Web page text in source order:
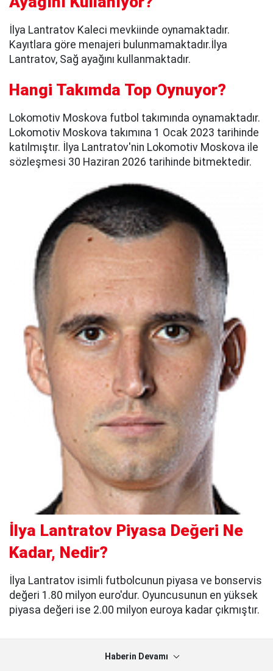
İlya Lantratov Kaleci mevkiinde oynamaktadır.
Kayıtlara göre menajeri bulunmamaktadır.İlya
Lantratov, Sağ ayağını kullanmaktadır.
Hangi Takımda Top Oynuyor?
Lokomotiv Moskova futbol takımında oynamaktadır.
Lokomotiv Moskova takımına 1 Ocak 2023 tarihinde
katılmıştır. İlya Lantratov'nin Lokomotiv Moskova ile
sözleşmesi 30 Haziran 2026 tarihinde bitmektedir.
İlya Lantratov Piyasa Değeri Ne
Kadar, Nedir?
İlya Lantratov isimli futbolcunun piyasa ve bonservis
değeri 1.80 milyon euro'dur. Oyuncusunun en yüksek
piyasa değeri ise 2.00 milyon euroya kadar çıkmıştır.
Haberin Devamı